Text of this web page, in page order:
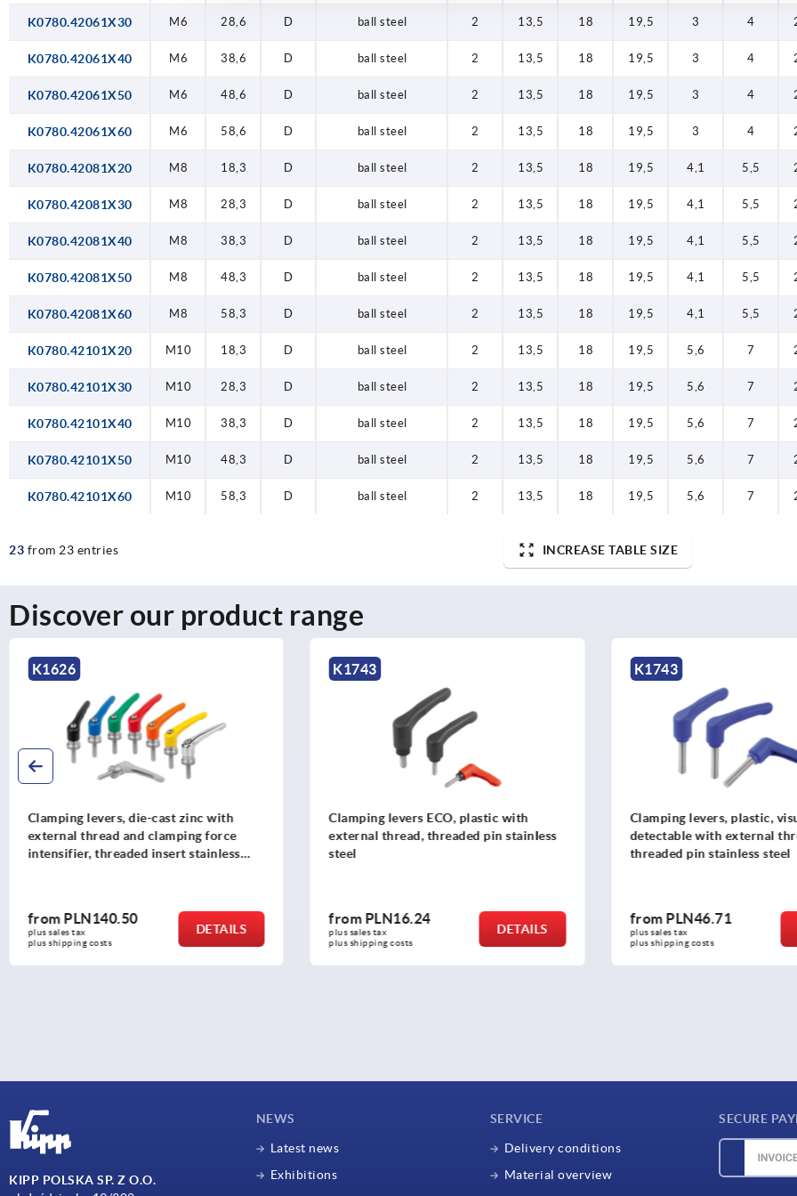
K0780.42061X30 M6 28,6 D ball steel 2 13,5 18 19,5 3 4
K0780.42061X40 M6 38,6 D ball steel 2 13,5 18 19,5 3 4
K0780.42061X50 M6 48,6 D ball steel 2 13,5 18 19,5 3 4
K0780.42061X60 M6 58,6 D ball steel 2 13,5 18 19,5 3 4
K0780.42081X20 M8 18,3 D ball steel 2 13,5 18 19,5 4,1 5,5
K0780.42081X30 M8 28,3 D ball steel 2 13,5 18 19,5 4,1 5,5
K0780.42081X40 M8 38,3 D ball steel 2 13,5 18 19,5 4,1 5,5
K0780.42081X50 M8 48,3 D ball steel 2 13,5 18 19,5 4,1 5,5
K0780.42081X60 M8 58,3 D ball steel 2 13,5 18 19,5 4,1 5,5
K0780.42101X20 M10 18,3 D ball steel 2 13,5 18 19,5 5,6 7
K0780.42101X30 M10 28,3 D ball steel 2 13,5 18 19,5 5,6 7
K0780.42101X40 M10 38,3 D ball steel 2 13,5 18 19,5 5,6 7
K0780.42101X50 M10 48,3 D ball steel 2 13,5 18 19,5 5,6 7
K0780.42101X60 M10 58,3 D ball steel 2 13,5 18 19,5 5,6 7
23 from 23 entries INCREASE TABLE SIZE
Discover our product range
K1626
Clamping levers, die-cast zinc with
external thread and clamping force
intensifier, threaded insert stainless
from PLN140.50
plus sales tax
plus shipping costs
DETAILS
K1743
Clamping levers ECO, plastic with
external thread, threaded pin stainless
steel
from PLN16.24
plus sales tax
plus shipping costs
DETAILS
K1743
Clamping levers, plastic,
detectable with external
threaded pin stainless steel
from PLN46.71
plus sales tax
plus shipping costs
KIPP POLSKA SP. Z O.O.
NEWS
Latest news
Exhibitions
SERVICE
Delivery conditions
Material overview
SECURE